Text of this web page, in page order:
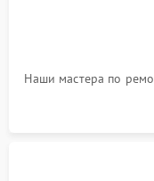
Наши мастера по